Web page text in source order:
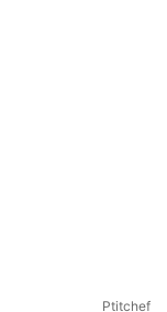
Ptitchef